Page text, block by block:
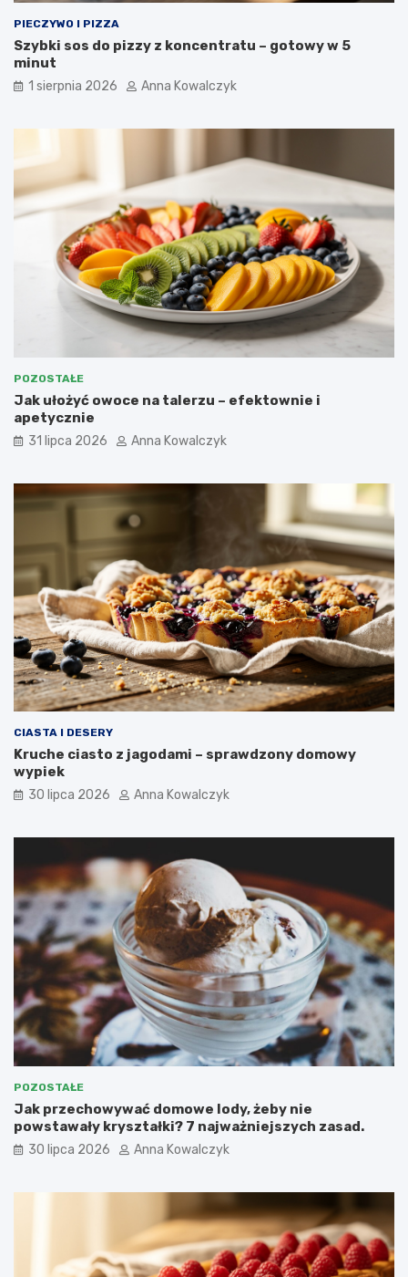
PIECZYWO I PIZZA
Szybki sos do pizzy z koncentratu – gotowy w 5
minut
1 sierpnia 2026 Anna Kowalczyk
POZOSTAŁE
Jak ułożyć owoce na talerzu – efektownie i
apetycznie
31 lipca 2026 Anna Kowalczyk
CIASTA I DESERY
Kruche ciasto z jagodami – sprawdzony domowy
wypiek
30 lipca 2026 Anna Kowalczyk
POZOSTAŁE
Jak przechowywać domowe lody, żeby nie
powstawały kryształki? 7 najważniejszych zasad.
30 lipca 2026 Anna Kowalczyk